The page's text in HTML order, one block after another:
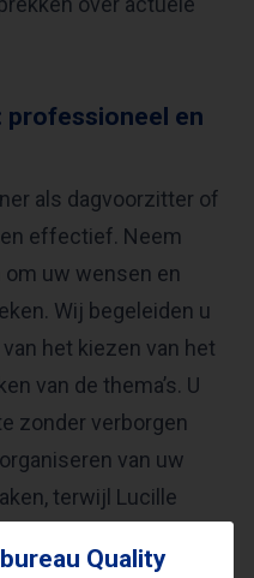
professioneel en
als dagvoorzitter of
effectief. Neem
uw wensen en
Wij begeleiden u
het kiezen van het
van de thema’s. U
zonder verborgen
van uw
terwijl Lucille
Quality